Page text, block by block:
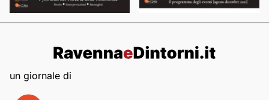
un giornale di